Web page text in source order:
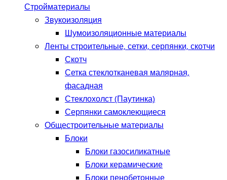
Стройматериалы
Звукоизоляция
Шумоизоляционные материалы
Ленты строительные, сетки, серпянки, скотчи
Скотч
Сетка стеклотканевая малярная,
фасадная
Стеклохолст (Паутинка)
Серпянки самоклеющиеся
Общестроительные материалы
Блоки
Блоки газосиликатные
Блоки керамические